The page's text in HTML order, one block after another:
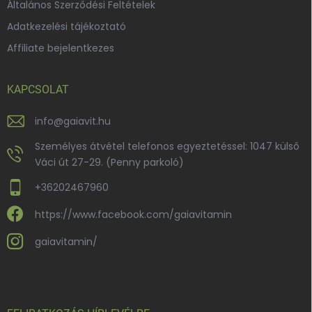
Általános Szerződési Feltételek
Adatkezelési tájékoztató
Affiliate bejelentkezes
KAPCSOLAT
info@gaiavit.hu
Személyes átvétel telefonos egyeztetéssel: 1047 külső
Váci út 27-29. (Penny parkoló)
+36202467960
https://www.facebook.com/gaiavitamin
gaiavitamin/